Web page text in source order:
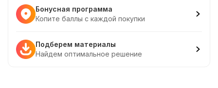
Бонусная программа
Копите баллы с каждой покупки
Подберем материалы
Найдем оптимальное решение